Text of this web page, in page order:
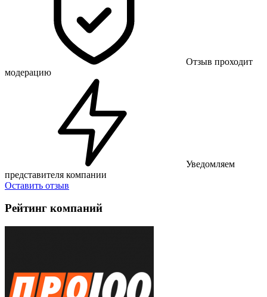
Отзыв проходит
модерацию
Уведомляем
представителя компании
Оставить отзыв
Рейтинг компаний